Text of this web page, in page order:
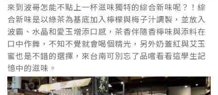
來到波哥怎能不點上一杯滋味獨特的綜合新味呢？！綜
合新味是以綠茶為基底加入檸檬與梅子汁調製，並放入
波霸、水晶和愛玉增添口感，茶香伴隨香檸味與添料在
口中作舞，不知不覺就會喝個精光，另外奶蓋紅與艾玉
蜜也是不錯的選擇，來台南可別忘了品嚐看看這學生記
憶中的滋味。